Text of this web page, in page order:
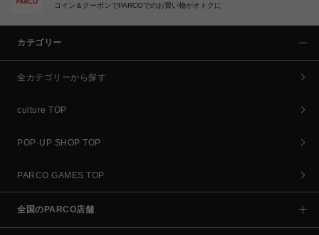
コイン＆クーポンでPARCOでのお買い物がオトクに
カテゴリー
全カテゴリーから探す
culture TOP
POP-UP SHOP TOP
PARCO GAMES TOP
全国のPARCO店舗